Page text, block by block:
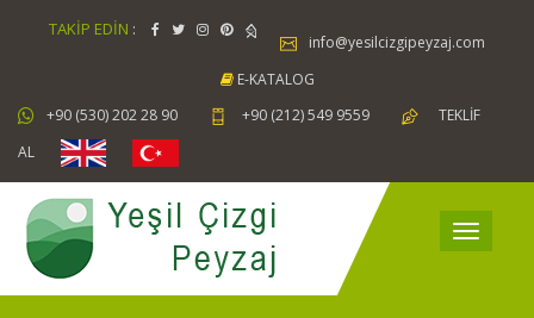
TAKİP EDİN :
info@yesilcizgipeyzaj.com
E-KATALOG
+90 (530) 202 28 90
+90 (212) 549 9559
TEKLİF
AL